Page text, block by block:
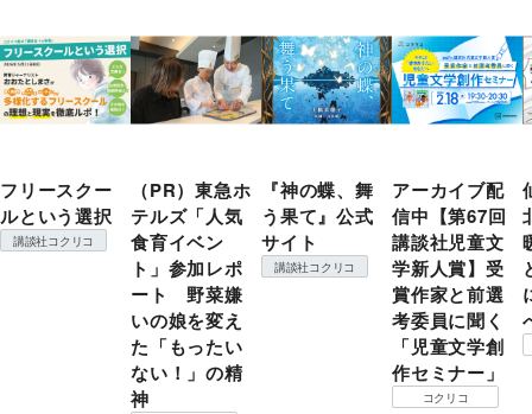
フリースクー
ルという選択
講談社コクリコ
（PR）東急ホ
テルズ「人気
食育イベン
ト」参加レポ
ート 野菜嫌
いの娘を変え
た「もったい
ない！」の精
神
『神の蝶、舞
う果て』公式
サイト
講談社コクリコ
アーカイブ配
信中【第67回
講談社児童文
学新人賞】受
賞作家と前選
考委員に聞く
「児童文学創
作セミナー」
コクリコ